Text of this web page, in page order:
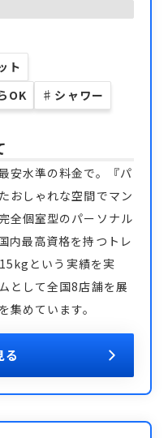
ト
OK ♯ シャワー
安水準の料金で。『パ
おしゃれな空間でマン
全個室型のパーソナル
内最高資格を持つトレ
という実績を実
として全国8店舗を展
集めています。
る